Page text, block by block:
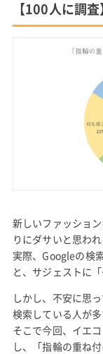
【100人に調
新しいファッショ
りにダサいと思わ
実際、Googleの検
と、サジェストに
しかし、不安に思
検索している人が
そこで今回、イエ
し、「指輪の重ね